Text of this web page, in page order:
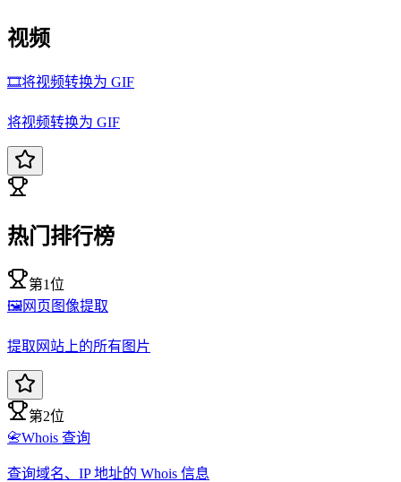
视频
🎞️将视频转换为 GIF
将视频转换为 GIF
热门排行榜
第1位
🖼️网页图像提取
提取网站上的所有图片
第2位
📇Whois 查询
查询域名、IP 地址的 Whois 信息